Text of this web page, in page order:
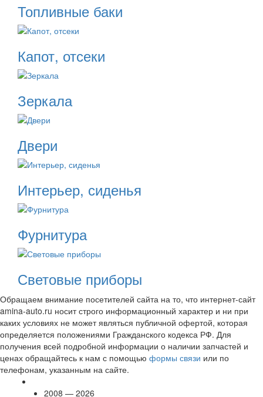
Топливные баки
Капот, отсеки
Зеркала
Двери
Интерьер, сиденья
Фурнитура
Световые приборы
Обращаем внимание посетителей сайта на то, что интернет-сайт
amina-auto.ru носит строго информационный характер и ни при
каких условиях не может являться публичной офертой, которая
определяется положениями Гражданского кодекса РФ. Для
получения всей подробной информации о наличии запчастей и
ценах обращайтесь к нам с помощью формы связи или по
телефонам, указанным на сайте.
2008 — 2026